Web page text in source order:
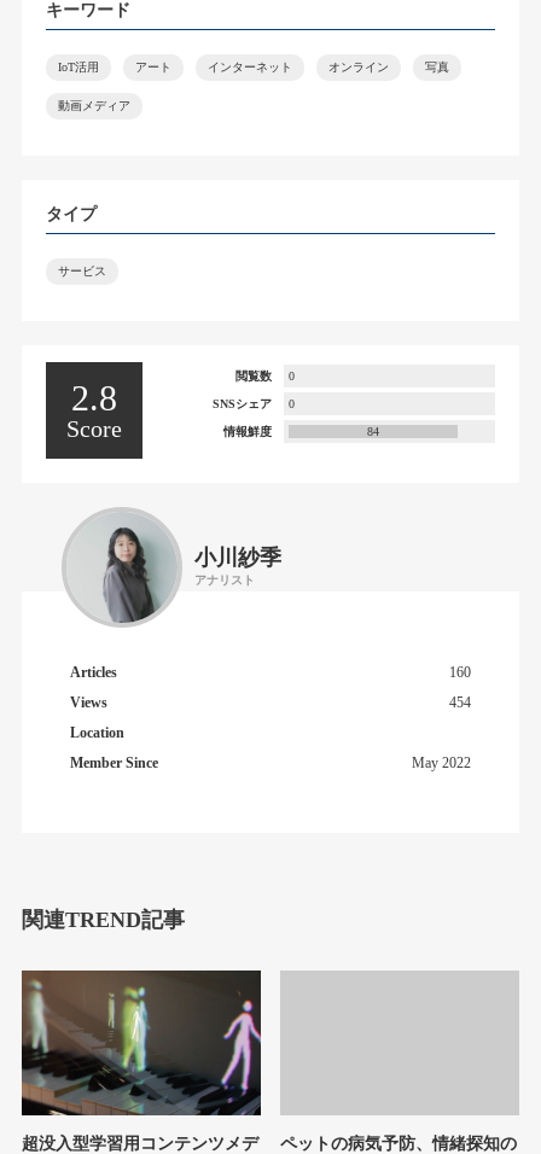
キーワード
IoT活用 アート インターネット オンライン 写真
動画メディア
タイプ
サービス
2.8
Score
閲覧数 0
SNSシェア 0
情報鮮度 84
小川紗季
アナリスト
Articles
160
Views
454
Location
Member Since
May 2022
関連TREND記事
超没入型学習用コンテンツメデ
ペットの病気予防、情緒探知の